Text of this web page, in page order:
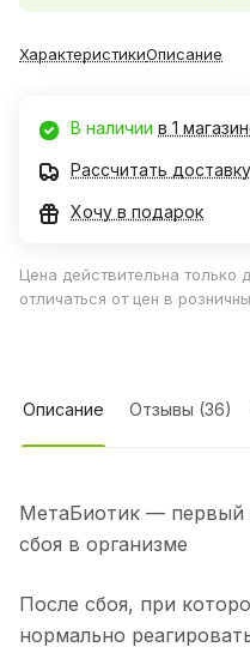
ХарактеристикиОписание
В наличии в 1
Рассчитать доставку
Хочу в подарок
Цена действительна только
отличаться от цен в
Описание Отзывы (36)
МетаБиотик — первый
сбоя в организме
После сбоя, при
нормально